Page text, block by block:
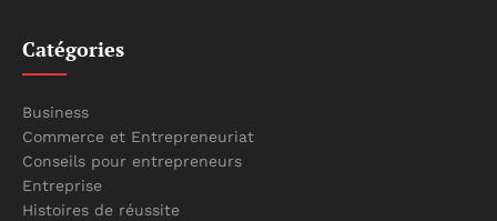
Catégories
Business
Commerce et Entrepreneuriat
Conseils pour entrepreneurs
Entreprise
Histoires de réussite